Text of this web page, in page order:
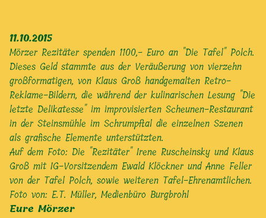
11.10.2015
Mörzer Rezitäter spenden 1100,- Euro an "Die Tafel" Polch.
Dieses Geld stammte aus der Veräußerung von vierzehn
großformatigen, von Klaus Groß handgemalten Retro-
Reklame-Bildern, die während der kulinarischen Lesung "Die
letzte Delikatesse" im improvisierten Scheunen-Restaurant
in der Steinsmühle im Schrumpftal die einzelnen Szenen
als grafische Elemente unterstützten.
Auf dem Foto: Die "Rezitäter" Irene Ruscheinsky und Klaus
Groß mit IG-Vorsitzendem Ewald Klöckner und Anne Feller
von der Tafel Polch, sowie weiteren Tafel-Ehrenamtlichen.
Foto von: E.T. Müller, Medienbüro Burgbrohl
Eure Mörzer